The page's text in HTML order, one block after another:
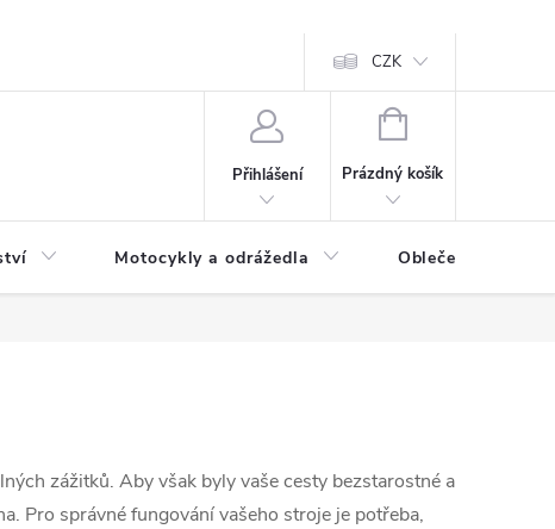
CZK
Přihlášení
NÁKUPNÍ
Prázdný košík
Motocykly a odrážedla Oblečení a
zážitků. Aby však byly vaše cesty bezstarostné a
Pro správné fungování vašeho stroje je potřeba,